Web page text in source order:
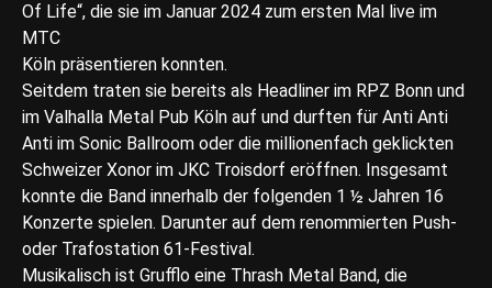
Of Life“, die sie im Januar 2024 zum ersten Mal live im
MTC
Köln präsentieren konnten.
Seitdem traten sie bereits als Headliner im RPZ Bonn und
im Valhalla Metal Pub Köln auf und durften für Anti Anti
Anti im Sonic Ballroom oder die millionenfach geklickten
Schweizer Xonor im JKC Troisdorf eröffnen. Insgesamt
konnte die Band innerhalb der folgenden 1 ½ Jahren 16
Konzerte spielen. Darunter auf dem renommierten Push-
oder Trafostation 61-Festival.
Musikalisch ist Grufflo eine Thrash Metal Band, die